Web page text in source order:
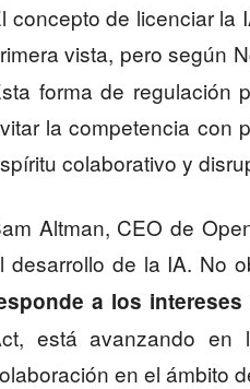
concepto de licenciar la
vista, pero según
forma de regulación
la competencia con
colaborativo y
Altman, CEO de
desarrollo de la IA. No
a los
está avanzando
en el ámbito